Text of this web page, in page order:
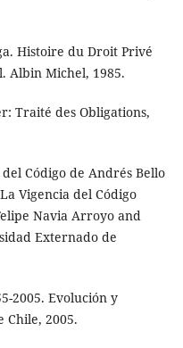
Histoire du Droit Privé
Albin Michel, 1985.
Traité des Obligations,
Código de Andrés Bello
Vigencia del Código
Navia Arroyo and
Externado de
2005. Evolución y
Chile, 2005.